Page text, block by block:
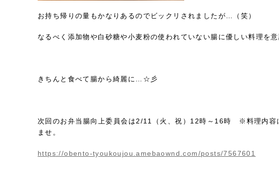
お持ち帰りの量もかなりあるのでビックリされましたが…（笑）
なるべく添加物や白砂糖や小麦粉の使われていない腸に優しい料理を意
きちんと食べて腸から綺麗に…☆彡
次回のお弁当腸向上委員会は2/11（火、祝）12時～16時 ※料理内容
ませ。
https://obento-tyoukoujou.amebaownd.com/posts/7567601